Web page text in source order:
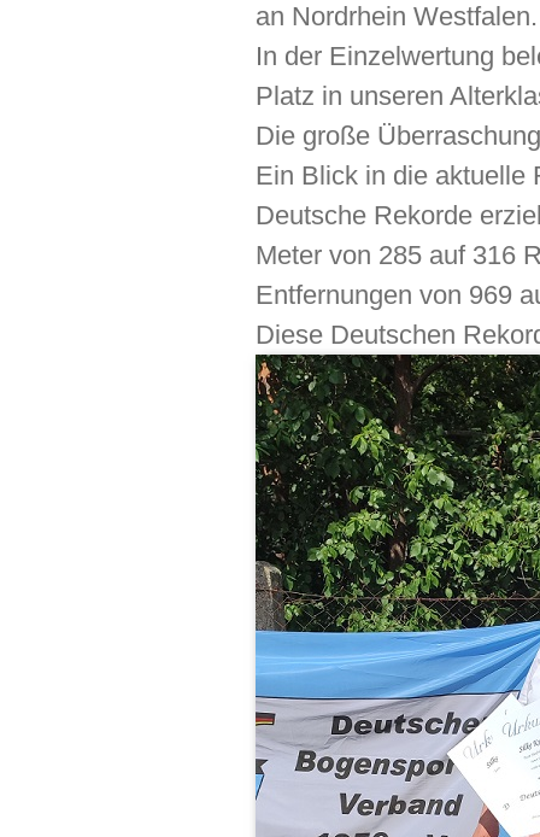
an Nordrhein Westfalen.
In der Einzelwertung
Platz in unseren
Die große
Ein Blick in die aktuelle
Deutsche Rekorde
Meter von 285 auf 316
Entfernungen von 969
Diese Deutschen